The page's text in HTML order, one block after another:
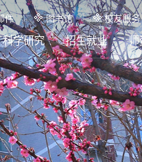
件 图书馆 校友服务
科学研究 招生就业 师